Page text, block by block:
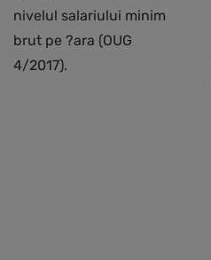
nivelul salariului minim
brut pe ?ara (OUG
4/2017).